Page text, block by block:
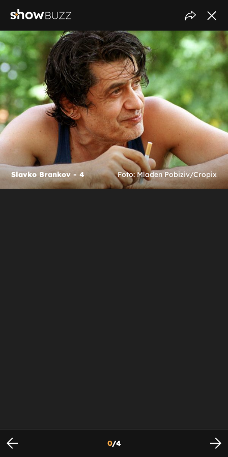
Slavko Brankov - 4 Foto: Mladen Pobiziv/Cropix
0/4